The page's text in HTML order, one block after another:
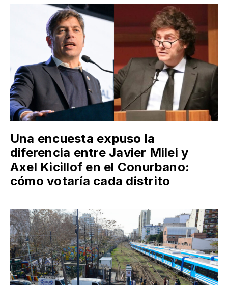
Una encuesta expuso la
diferencia entre Javier Milei y
Axel Kicillof en el Conurbano:
cómo votaría cada distrito